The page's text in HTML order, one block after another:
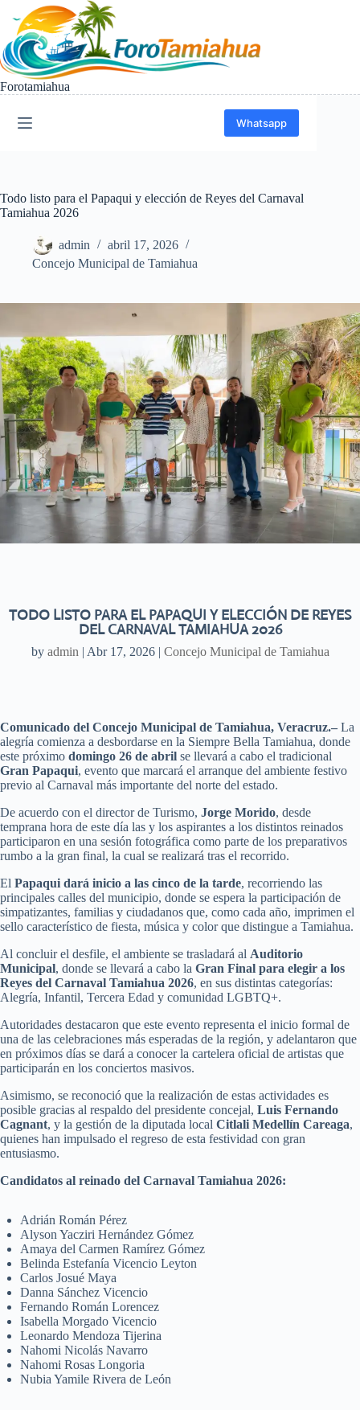
contenido
Forotamiahua
Whatsapp
Todo listo para el Papaqui y elección de Reyes del Carnaval
Tamiahua 2026
admin
abril 17, 2026
Concejo Municipal de Tamiahua
TODO LISTO PARA EL PAPAQUI Y ELECCIÓN DE REYES
DEL CARNAVAL TAMIAHUA 2026
by admin | Abr 17, 2026| Concejo Municipal de Tamiahua
Comunicado del Concejo Municipal de Tamiahua, Veracruz.– La
alegría comienza a desbordarse en la Siempre Bella Tamiahua, donde
este próximo domingo 26 de abril se llevará a cabo el tradicional
Gran Papaqui, evento que marcará el arranque del ambiente festivo
previo al Carnaval más importante del norte del estado.
De acuerdo con el director de Turismo, Jorge Morido, desde
temprana hora de este día las y los aspirantes a los distintos reinados
participaron en una sesión fotográfica como parte de los preparativos
rumbo a la gran final, la cual se realizará tras el recorrido.
El Papaqui dará inicio a las cinco de la tarde, recorriendo las
principales calles del municipio, donde se espera la participación de
simpatizantes, familias y ciudadanos que, como cada año, imprimen el
sello característico de fiesta, música y color que distingue a Tamiahua.
Al concluir el desfile, el ambiente se trasladará al Auditorio
Municipal, donde se llevará a cabo la Gran Final para elegir a los
Reyes del Carnaval Tamiahua 2026, en sus distintas categorías:
Alegría, Infantil, Tercera Edad y comunidad LGBTQ+.
Autoridades destacaron que este evento representa el inicio formal de
una de las celebraciones más esperadas de la región, y adelantaron que
en próximos días se dará a conocer la cartelera oficial de artistas que
participarán en los conciertos masivos.
Asimismo, se reconoció que la realización de estas actividades es
posible gracias al respaldo del presidente concejal, Luis Fernando
Cagnant, y la gestión de la diputada local Citlali Medellín Careaga,
quienes han impulsado el regreso de esta festividad con gran
entusiasmo.
Candidatos al reinado del Carnaval Tamiahua 2026:
Adrián Román Pérez
Alyson Yacziri Hernández Gómez
Amaya del Carmen Ramírez Gómez
Belinda Estefanía Vicencio Leyton
Carlos Josué Maya
Danna Sánchez Vicencio
Fernando Román Lorencez
Isabella Morgado Vicencio
Leonardo Mendoza Tijerina
Nahomi Nicolás Navarro
Nahomi Rosas Longoria
Nubia Yamile Rivera de León